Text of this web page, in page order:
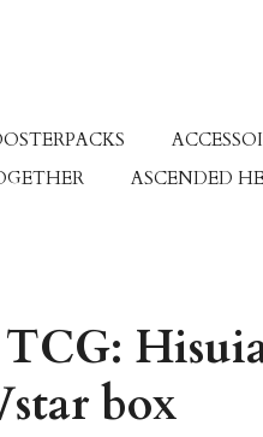
ASCENDED
box